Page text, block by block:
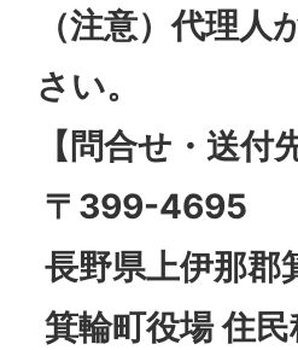
（注意）代理
さい。
【問合せ・送付
〒399-4695
長野県上伊那
箕輪町役場 住